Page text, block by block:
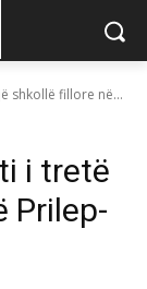
shkollë fillore në...
i tretë
Prilep-